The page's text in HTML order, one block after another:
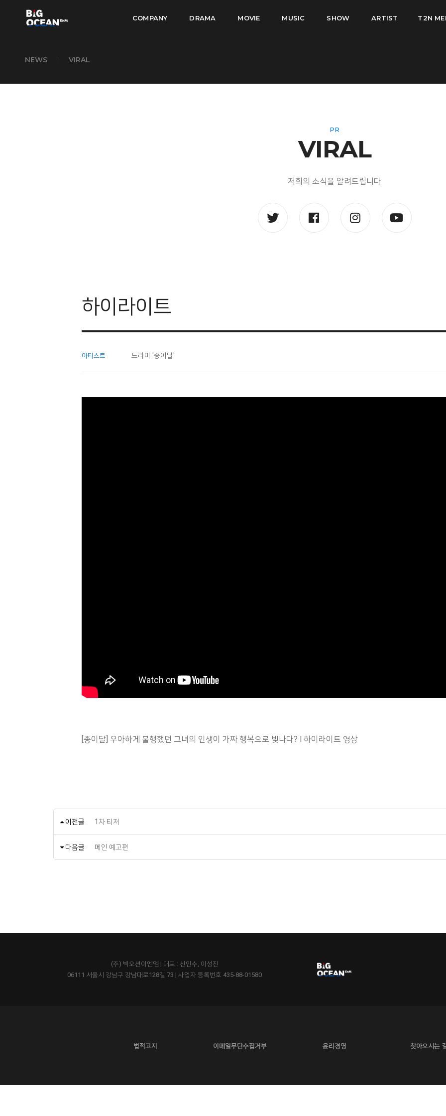
COMPANY DRAMA MOVIE MUSIC SHOW ARTIST T2N
NEWS | VIRAL
PR
VIRAL
저희의 소식을 알려드립니다
하이라이트
아티스트 드라마 '종이달'
[종이달] 우아하게 불행했던 그녀의 인생이 가짜 행복으로 빛나다? l 하이라이트 영상
이전글 1차 티저
다음글 메인 예고편
(주) 빅오션이엔엠 | 대표 : 신인수, 이성진
06111 서울시 강남구 강남대로128길 73 | 사업자 등록번호 435-88-01580
법적고지 이메일무단수집거부 윤리경영 찾아오시는